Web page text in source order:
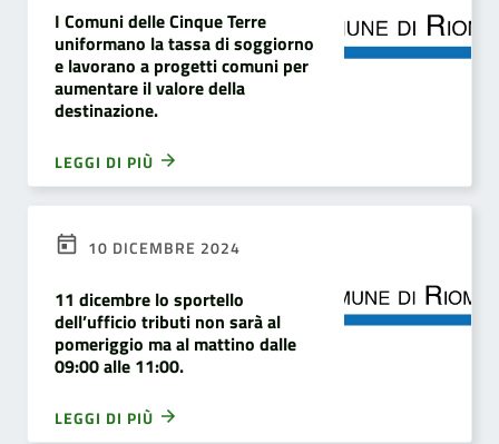
I Comuni delle Cinque Terre
uniformano la tassa di soggiorno
e lavorano a progetti comuni per
aumentare il valore della
destinazione.
LEGGI DI PIÙ
10 DICEMBRE 2024
11 dicembre lo sportello
dell’ufficio tributi non sarà al
pomeriggio ma al mattino dalle
09:00 alle 11:00.
LEGGI DI PIÙ